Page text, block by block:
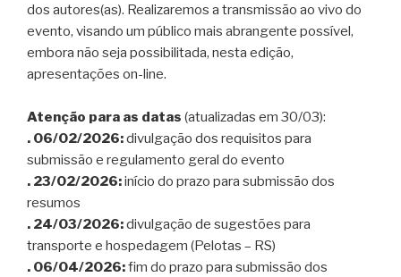
dos autores(as). Realizaremos a transmissão ao vivo do
evento, visando um público mais abrangente possível,
embora não seja possibilitada, nesta edição,
apresentações on-line.
Atenção para as datas (atualizadas em 30/03):
. 06/02/2026:divulgação dos requisitos para
submissão e regulamento geral do evento
. 23/02/2026:início do prazo para submissão dos
resumos
. 24/03/2026:divulgação de sugestões para
transporte e hospedagem (Pelotas – RS)
. 06/04/2026:fim do prazo para submissão dos